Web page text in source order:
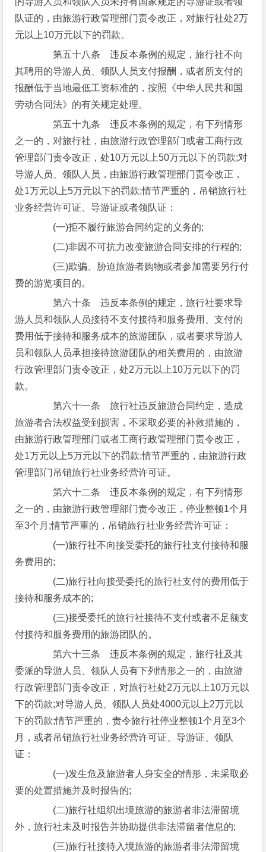
队证的，由旅游行政管理部门责令改正，对旅行社处2万
元以上10万元以下的罚款。
第五十八条 违反本条例的规定，旅行社不向
其聘用的导游人员、领队人员支付报酬，或者所支付的
报酬低于当地最低工资标准的，按照《中华人民共和国
劳动合同法》的有关规定处理。
第五十九条 违反本条例的规定，有下列情形
之一的，对旅行社，由旅游行政管理部门或者工商行政
管理部门责令改正，处10万元以上50万元以下的罚款;对
导游人员、领队人员，由旅游行政管理部门责令改正，
处1万元以上5万元以下的罚款;情节严重的，吊销旅行社
业务经营许可证、导游证或者领队证：
(一)拒不履行旅游合同约定的义务的;
(二)非因不可抗力改变旅游合同安排的行程的;
(三)欺骗、胁迫旅游者购物或者参加需要另行付
费的游览项目的。
第六十条 违反本条例的规定，旅行社要求导
游人员和领队人员接待不支付接待和服务费用、支付的
费用低于接待和服务成本的旅游团队，或者要求导游人
员和领队人员承担接待旅游团队的相关费用的，由旅游
行政管理部门责令改正，处2万元以上10万元以下的罚
款。
第六十一条 旅行社违反旅游合同约定，造成
旅游者合法权益受到损害，不采取必要的补救措施的，
由旅游行政管理部门或者工商行政管理部门责令改正，
处1万元以上5万元以下的罚款;情节严重的，由旅游行政
管理部门吊销旅行社业务经营许可证。
第六十二条 违反本条例的规定，有下列情形
之一的，由旅游行政管理部门责令改正，停业整顿1个月
至3个月;情节严重的，吊销旅行社业务经营许可证：
(一)旅行社不向接受委托的旅行社支付接待和服
务费用的;
(二)旅行社向接受委托的旅行社支付的费用低于
接待和服务成本的;
(三)接受委托的旅行社接待不支付或者不足额支
付接待和服务费用的旅游团队的。
第六十三条 违反本条例的规定，旅行社及其
委派的导游人员、领队人员有下列情形之一的，由旅游
行政管理部门责令改正，对旅行社处2万元以上10万元以
下的罚款;对导游人员、领队人员处4000元以上2万元以
下的罚款;情节严重的，责令旅行社停业整顿1个月至3个
月，或者吊销旅行社业务经营许可证、导游证、领队
证：
(一)发生危及旅游者人身安全的情形，未采取必
要的处置措施并及时报告的;
(二)旅行社组织出境旅游的旅游者非法滞留境
外，旅行社未及时报告并协助提供非法滞留者信息的;
(三)旅行社接待入境旅游的旅游者非法滞留境